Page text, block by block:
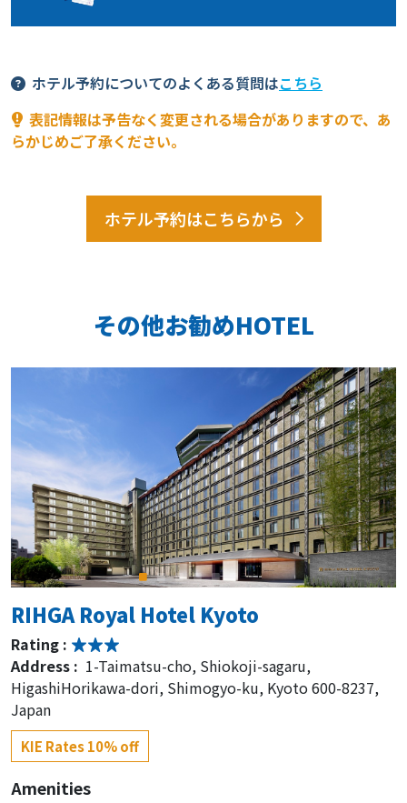
ホテル予約についてのよくある質問はこちら
表記情報は予告なく変更される場合がありますので、あ
らかじめご了承ください。
ホテル予約はこちらから
その他お勧めHOTEL
RIHGA Royal Hotel Kyoto
Rating :
Address : 1-Taimatsu-cho, Shiokoji-sagaru,
HigashiHorikawa-dori, Shimogyo-ku, Kyoto 600-8237,
Japan
KIE Rates 10% off
Amenities